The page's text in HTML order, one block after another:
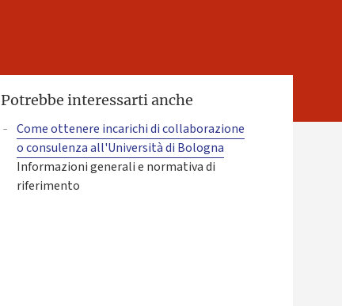
Potrebbe interessarti anche
Come ottenere incarichi di collaborazione
o consulenza all'Università di Bologna
Informazioni generali e normativa di
riferimento